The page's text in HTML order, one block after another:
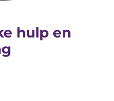
hulp en